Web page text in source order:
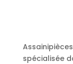
spécialisée